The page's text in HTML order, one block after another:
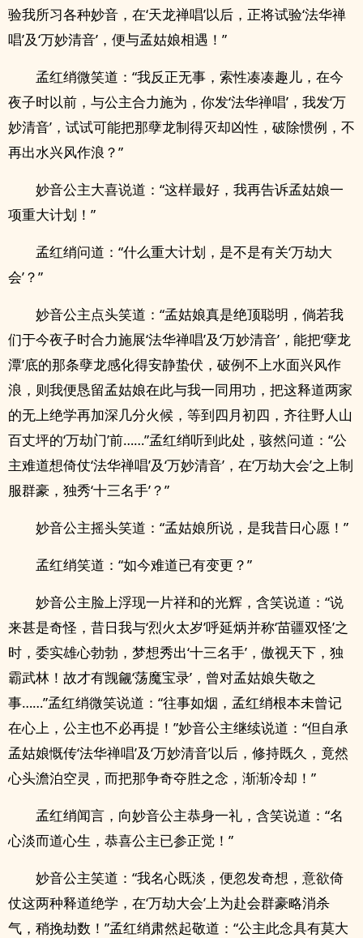
验我所习各种妙音，在‘天龙禅唱’以后，正将试验‘法华禅
唱’及‘万妙清音’，便与孟姑娘相遇！”
孟红绡微笑道：“我反正无事，索性凑凑趣儿，在今
夜子时以前，与公主合力施为，你发‘法华禅唱’，我发‘万
妙清音’，试试可能把那孽龙制得灭却凶性，破除惯例，不
再出水兴风作浪？”
妙音公主大喜说道：“这样最好，我再告诉孟姑娘一
项重大计划！”
孟红绡问道：“什么重大计划，是不是有关‘万劫大
会’？”
妙音公主点头笑道：“孟姑娘真是绝顶聪明，倘若我
们于今夜子时合力施展‘法华禅唱’及‘万妙清音’，能把‘孽龙
潭’底的那条孽龙感化得安静蛰伏，破例不上水面兴风作
浪，则我便恳留孟姑娘在此与我一同用功，把这释道两家
的无上绝学再加深几分火候，等到四月初四，齐往野人山
百丈坪的‘万劫门’前……”孟红绡听到此处，骇然问道：“公
主难道想倚仗‘法华禅唱’及‘万妙清音’，在‘万劫大会’之上制
服群豪，独秀‘十三名手’？”
妙音公主摇头笑道：“孟姑娘所说，是我昔日心愿！”
孟红绡笑道：“如今难道已有变更？”
妙音公主脸上浮现一片祥和的光辉，含笑说道：“说
来甚是奇怪，昔日我与‘烈火太岁’呼延炳并称‘苗疆双怪’之
时，委实雄心勃勃，梦想秀出‘十三名手’，傲视天下，独
霸武林！故才有觊觎‘荡魔宝录’，曾对孟姑娘失敬之
事……”孟红绡微笑说道：“往事如烟，孟红绡根本未曾记
在心上，公主也不必再提！”妙音公主继续说道：“但自承
孟姑娘慨传‘法华禅唱’及‘万妙清音’以后，修持既久，竟然
心头澹泊空灵，而把那争奇夺胜之念，渐渐冷却！”
孟红绡闻言，向妙音公主恭身一礼，含笑说道：“名
心淡而道心生，恭喜公主已参正觉！”
妙音公主笑道：“我名心既淡，便忽发奇想，意欲倚
仗这两种释道绝学，在‘万劫大会’上为赴会群豪略消杀
气，稍挽劫数！”孟红绡肃然起敬道：“公主此念具有莫大